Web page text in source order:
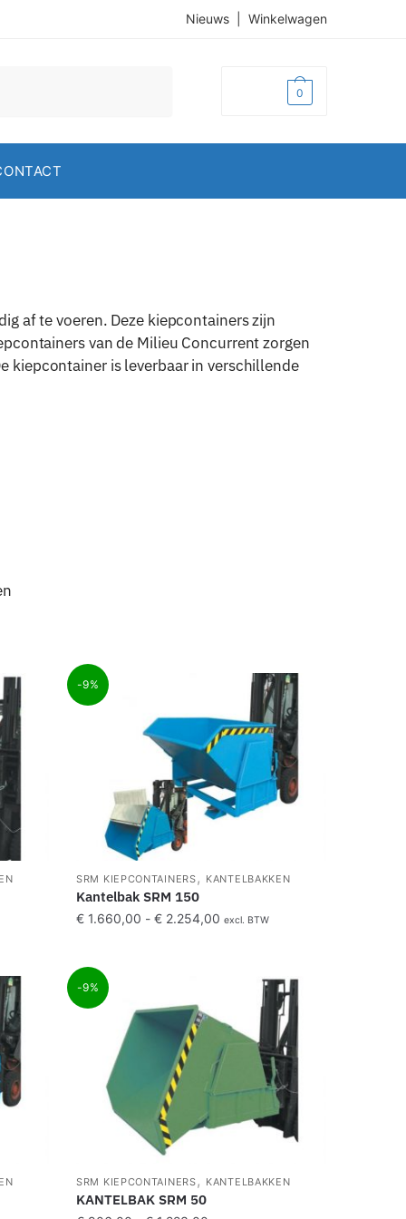
Nieuws Winkelwagen
0
af te voeren. Deze kiepcontainers zijn
van de Milieu Concurrent zorgen
kiepcontainer is leverbaar in verschillende
-9%
SRM KIEPCONTAINERS, KANTELBAKKEN
Kantelbak SRM 150
€ 1.660,00 - € 2.254,00 excl. BTW
-9%
SRM KIEPCONTAINERS, KANTELBAKKEN
KANTELBAK SRM 50